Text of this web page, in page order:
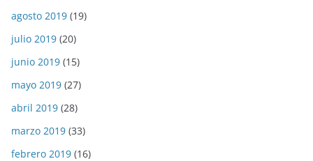
agosto 2019 (19)
julio 2019 (20)
junio 2019 (15)
mayo 2019 (27)
abril 2019 (28)
marzo 2019 (33)
febrero 2019 (16)